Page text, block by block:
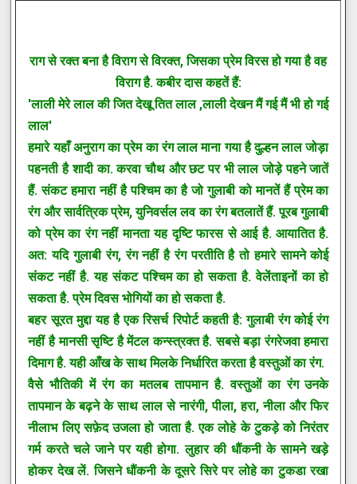
राग से रक्त बना है विराग से विरक्त, जिसका प्रेम विरस हो गया है वह
विराग है. कबीर दास कहतें हैं:
'लाली मेरे लाल की जित देखू तित लाल ,लाली देखन मैं गई मैं भी हो गई
लाल'
हमारे यहाँ अनुराग का प्रेम का रंग लाल माना गया है दुल्हन लाल जोड़ा
पहनती है शादी का. करवा चौथ और छट पर भी लाल जोड़े पहने जातें
हैं. संकट हमारा नहीं है पश्चिम का है जो गुलाबी को मानतें हैं प्रेम का
रंग और सार्वत्रिक प्रेम, युनिवर्सल लव का रंग बतलातें हैं. पूरब गुलाबी
को प्रेम का रंग नहीं मानता यह दृष्टि फारस से आई है. आयातित है.
अत: यदि गुलाबी रंग, रंग नहीं है रंग परतीति है तो हमारे सामने कोई
संकट नहीं है. यह संकट पश्चिम का हो सकता है. वेलेंताइनों का हो
सकता है. प्रेम दिवस भोगियों का हो सकता है.
बहर सूरत मुद्दा यह है एक रिसर्च रिपोर्ट कहती है: गुलाबी रंग कोई रंग
नहीं है मानसी सृष्टि है मेंटल कन्स्त्रक्त है. सबसे बड़ा रंगरेजवा हमारा
दिमाग है. यही आँख के साथ मिलके निर्धारित करता है वस्तुओं का रंग.
वैसे भौतिकी में रंग का मतलब तापमान है. वस्तुओं का रंग उनके
तापमान के बढ़ने के साथ लाल से नारंगी, पीला, हरा, नीला और फिर
नीलाभ लिए सफ़ेद उजला हो जाता है. एक लोहे के टुकड़े को निरंतर
गर्म करते चले जाने पर यही होगा. लुहार की धौंकनी के सामने खड़े
होकर देख लें. जिसने धौंकनी के दूसरे सिरे पर लोहे का टुकडा रखा